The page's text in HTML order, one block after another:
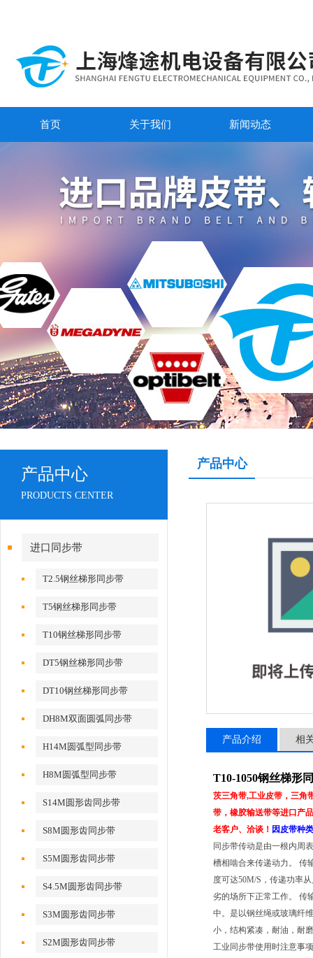
首页 关于我们 新闻动态
产品中心
PRODUCTS CENTER
进口同步带
T2.5钢丝梯形同步带
T5钢丝梯形同步带
T10钢丝梯形同步带
DT5钢丝梯形同步带
DT10钢丝梯形同步带
DH8M双面圆弧同步带
H14M圆弧型同步带
H8M圆弧型同步带
S14M圆形齿同步带
S8M圆形齿同步带
S5M圆形齿同步带
S4.5M圆形齿同步带
S3M圆形齿同步带
S2M圆形齿同步带
产品中心
产品介绍 相
T10-1050钢丝梯形
茨三角带,工业皮带，三角
带，橡胶输送带等进口产
老客户、洽谈！ 因皮带种
同步带传动是由一根内周
槽相啮合来传递动力。 传
度可达50M/S，传递功率
劣的场所下正常工作。 传
中。是以钢丝绳或玻璃纤
小，结构紧凑，耐油，耐
工业同步带使用时注意事